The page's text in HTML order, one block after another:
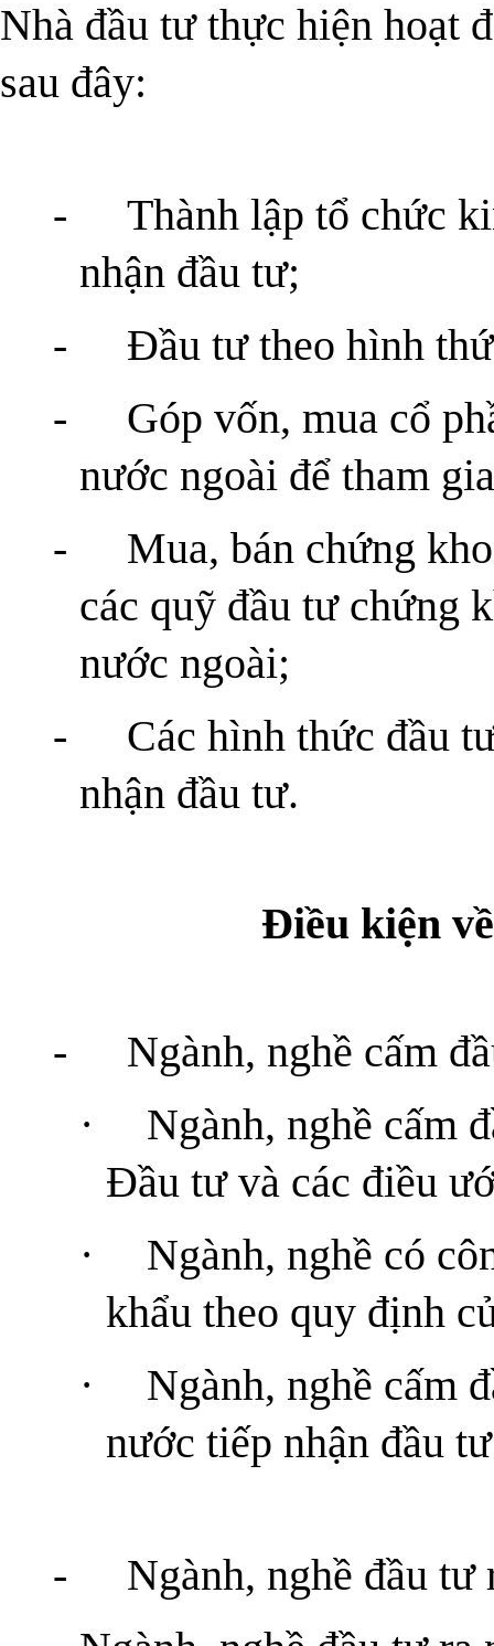
Nhà đầu tư thực hiện hoạt
sau đây:
-
Thành lập tổ chức
nhận đầu tư;
-
Đầu tư theo hình
-
Góp vốn, mua cổ
nước ngoài để tham
-
Mua, bán chứng
các quỹ đầu tư chứng
nước ngoài;
-
Các hình thức đầu
nhận đầu tư.
Điều kiện
-
Ngành, nghề cấm
·
Ngành, nghề cấm
Đầu tư và các điều
·
Ngành, nghề có
khẩu theo quy định
·
Ngành, nghề cấm
nước tiếp nhận đầu
-
Ngành, nghề đầu